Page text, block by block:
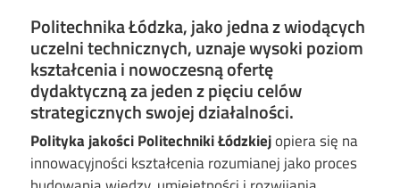
Politechnika Łódzka, jako jedna z wiodących
uczelni technicznych, uznaje wysoki poziom
kształcenia i nowoczesną ofertę
dydaktyczną za jeden z pięciu celów
strategicznych swojej działalności.
Polityka jakości Politechniki Łódzkiejopiera się na
innowacyjności kształcenia rozumianej jako proces